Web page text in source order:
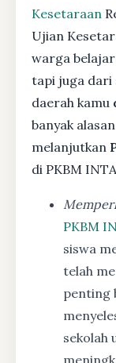
Kesetaraan
Ujian
warga
tapi juga dari
daerah kamu
banyak
melanjutkan
di PKBM
PKBM
siswa
telah
penting
sekolah